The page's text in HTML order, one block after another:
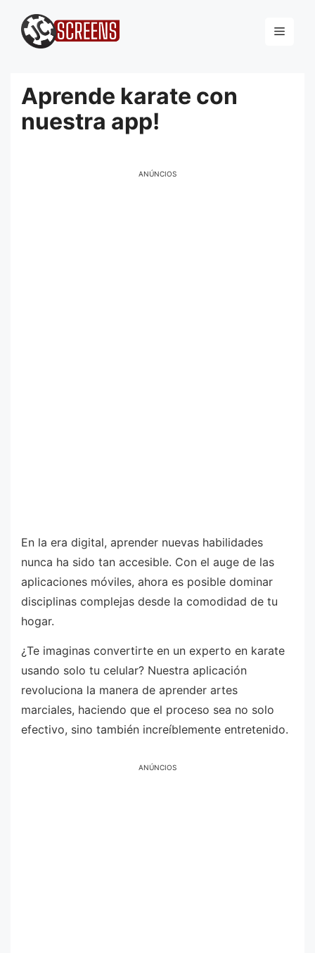
para
Menu
Aprende karate con
nuestra app!
ANÚNCIOS
En la era digital, aprender nuevas habilidades
nunca ha sido tan accesible. Con el auge de las
aplicaciones móviles, ahora es posible dominar
disciplinas complejas desde la comodidad de tu
hogar.
¿Te imaginas convertirte en un experto en karate
usando solo tu celular? Nuestra aplicación
revoluciona la manera de aprender artes
marciales, haciendo que el proceso sea no solo
efectivo, sino también increíblemente entretenido.
ANÚNCIOS